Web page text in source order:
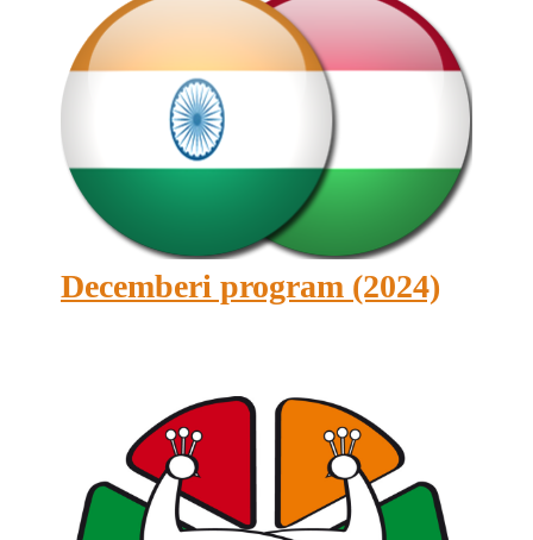
Decemberi program (2024)